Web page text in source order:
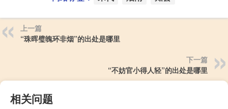
上一篇
“珠晖璧魄环非烟”的出处是哪里
下一篇
“不妨官小得人轻”的出处是哪里
相关问题